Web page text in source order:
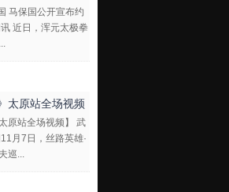
马保国公开宣布约
近日，浑元太极拳
太原站全场视频
原站全场视频】 武
月7日，丝路英雄·
巡...